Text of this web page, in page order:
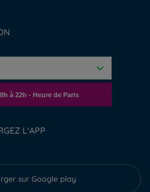
à 22h - Heure de Paris
L'APP
sur Google play